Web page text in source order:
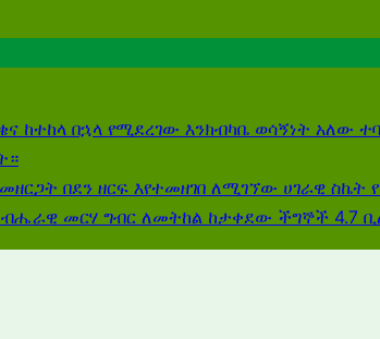
ከተከላ በኋላ የሚደረገው እንክብካቤ ወሳኝነት አለው
በደን ዘርፍ እየተመዘገበ ለሚገኘው ሀገራዊ ስኬት
መርሃ ግብር ለመትከል ከታቀደው ችግኞች 4.7